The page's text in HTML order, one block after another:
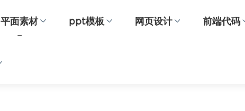
平面素材 ppt模板 网页设计 前端代码